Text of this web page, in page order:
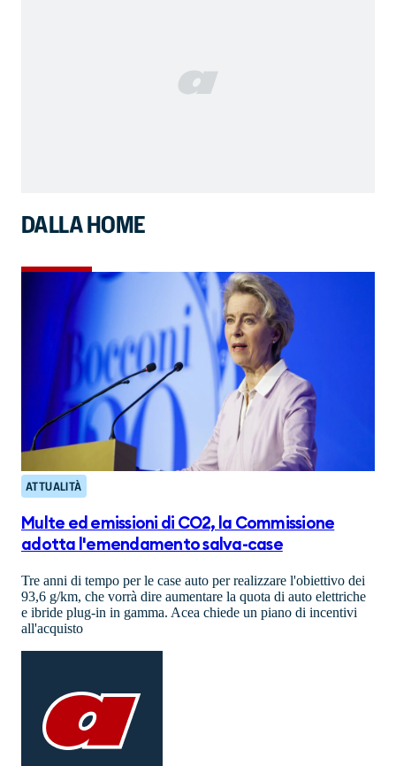
DALLA HOME
ATTUALITÀ
Multe ed emissioni di CO2, la Commissione
adotta l'emendamento salva-case
Tre anni di tempo per le case auto per realizzare l'obiettivo dei
93,6 g/km, che vorrà dire aumentare la quota di auto elettriche
e ibride plug-in in gamma. Acea chiede un piano di incentivi
all'acquisto